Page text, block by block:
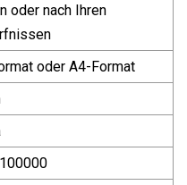
oder nach Ihren
oder A4-Format